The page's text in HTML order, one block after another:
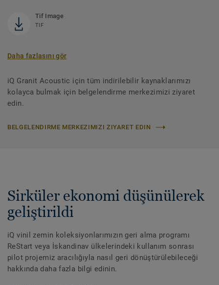
Tif Image
TIF
Daha fazlasını gör
iQ Granit Acoustic için tüm indirilebilir kaynaklarımızı
kolayca bulmak için belgelendirme merkezimizi ziyaret
edin.
BELGELENDIRME MERKEZIMIZI ZIYARET EDIN
Sirküler ekonomi düşünülerek
geliştirildi
iQ vinil zemin koleksiyonlarımızın geri alma programı
ReStart veya İskandinav ülkelerindeki kullanım sonrası
pilot projemiz aracılığıyla nasıl geri dönüştürülebileceği
hakkında daha fazla bilgi edinin.